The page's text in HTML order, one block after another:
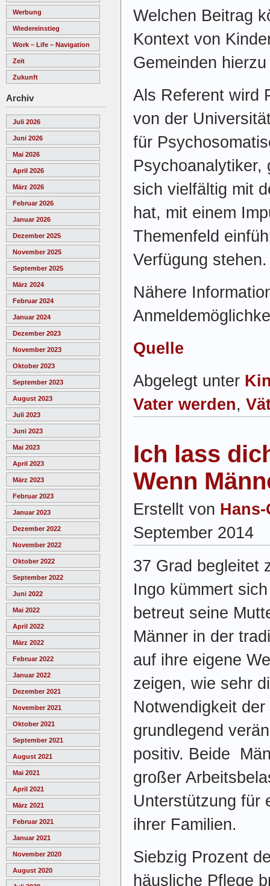
Werbung
Wiedereinstieg
Work – Life – Navigation
Zeit
Zukunft
Archiv
Juli 2026
Juni 2026
Mai 2026
April 2026
März 2026
Februar 2026
Januar 2026
Dezember 2025
November 2025
September 2025
März 2024
Februar 2024
Januar 2024
Dezember 2023
November 2023
Oktober 2023
September 2023
August 2023
Juli 2023
Juni 2023
Mai 2023
April 2023
März 2023
Februar 2023
Januar 2023
Dezember 2022
November 2022
Oktober 2022
September 2022
Juni 2022
Mai 2022
April 2022
März 2022
Februar 2022
Januar 2022
Dezember 2021
November 2021
Oktober 2021
September 2021
August 2021
Mai 2021
April 2021
März 2021
Februar 2021
Januar 2021
November 2020
August 2020
Welchen Beitrag
Kontext von
Gemeinden
Als Referent wird
von der
für
Psychoanalytiker,
sich vielfältig mit
hat, mit einem
Themenfeld
Verfügung stehen.
Nähere
Quelle
Abgelegt unter
Vater werden,
Ich lass
Wenn
Erstellt von
September 2014
37 Grad begleitet
Ingo kümmert
betreut seine
Männer in der
auf ihre eigene
zeigen, wie sehr
Notwendigkeit
grundlegend
positiv. Beide
großer
Unterstützung für
ihrer Familien.
Siebzig Prozent
häusliche Pflege